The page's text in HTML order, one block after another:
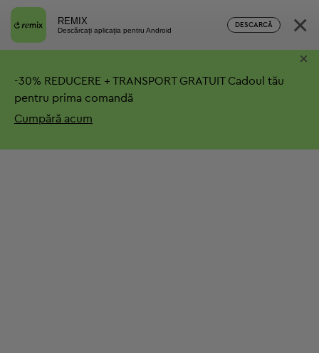
REMIX
Descărcați aplicația pentru Android
DESCARCĂ ×
-30% REDUCERE + TRANSPORT GRATUITCadoul tău
pentru prima comandă
Cumpără acum
×